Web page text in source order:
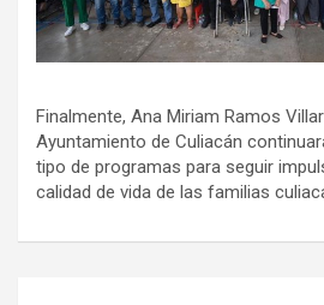
Finalmente, Ana Miriam Ramos
Ayuntamiento de Culiacán
tipo de programas para seguir
calidad de vida de las familias